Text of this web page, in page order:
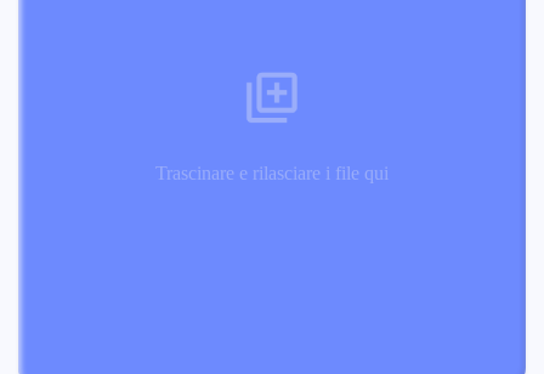
Trascinare e rilasciare i file qui